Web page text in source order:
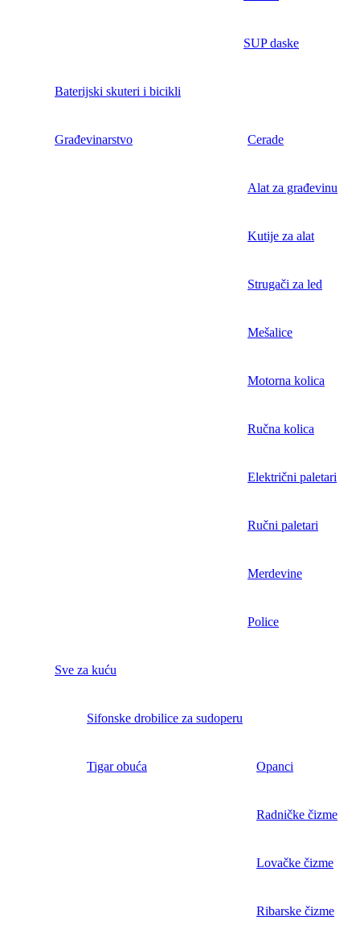
SUP daske
Baterijski skuteri i bicikli
Građevinarstvo Cerade
Alat za građevinu
Kutije za alat
Strugači za led
Mešalice
Motorna kolica
Ručna kolica
Električni paletari
Ručni paletari
Merdevine
Police
Sve za kuću
Sifonske drobilice za sudoperu
Tigar obuća Opanci
Radničke čizme
Lovačke čizme
Ribarske čizme